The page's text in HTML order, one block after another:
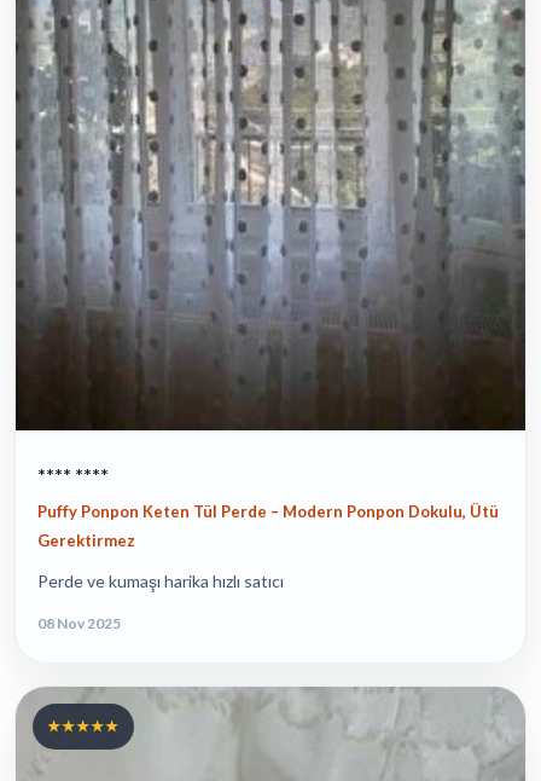
**** ****
Puffy Ponpon Keten Tül Perde – Modern Ponpon Dokulu, Ütü
Gerektirmez
Perde ve kumaşı harika hızlı satıcı
08 Nov 2025
★★★★★